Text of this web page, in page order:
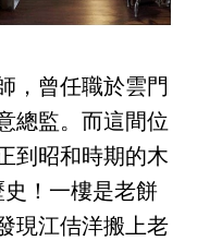
，曾任職於雲門
總監。而這間位
到昭和時期的木
！一樓是老餅
現江佶洋搬上老